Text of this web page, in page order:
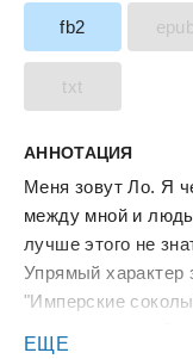
fb2 epub
txt
АННОТАЦИЯ
Меня зовут Ло. Я
между мной и
лучше этого не
Упрямый характер
"Имперские
ЕЩЕ